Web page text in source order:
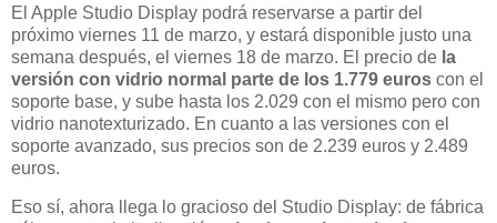
El Apple Studio Display podrá reservarse a partir del
próximo viernes 11 de marzo, y estará disponible justo una
semana después, el viernes 18 de marzo. El precio de la
versión con vidrio normal parte de los 1.779 euros con el
soporte base, y sube hasta los 2.029 con el mismo pero con
vidrio nanotexturizado. En cuanto a las versiones con el
soporte avanzado, sus precios son de 2.239 euros y 2.489
euros.
Eso sí, ahora llega lo gracioso del Studio Display: de fábrica